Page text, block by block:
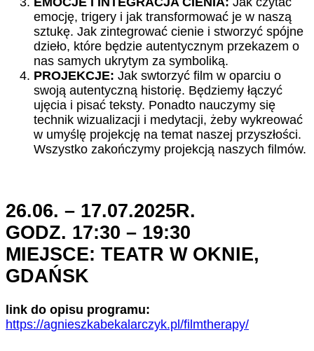
emocję, trigery i jak transformować je w naszą
sztukę. Jak zintegrować cienie i stworzyć spójne
dzieło, które będzie autentycznym przekazem o
nas samych ukrytym za symboliką.
PROJEKCJE: Jak swtorzyć film w oparciu o
swoją autentyczną historię. Będziemy łączyć
ujęcia i pisać teksty. Ponadto nauczymy się
technik wizualizacji i medytacji, żeby wykreować
w umyślę projekcję na temat naszej przyszłości.
Wszystko zakończymy projekcją naszych filmów.
26.06. – 17.07.2025R.
GODZ. 17:30 – 19:30
MIEJSCE: TEATR W OKNIE,
GDAŃSK
link do opisu programu:
https://agnieszkabekalarczyk.pl/filmtherapy/